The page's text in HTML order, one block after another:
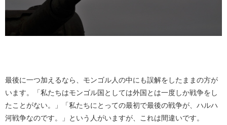
最後に一つ加えるなら、モンゴル人の中にも誤解をしたままの方が
います。「私たちはモンゴル国としては外国とは一度しか戦争をし
たことがない。」「私たちにとっての最初で最後の戦争が、ハルハ
河戦争なのです。」という人がいますが、これは間違いです。